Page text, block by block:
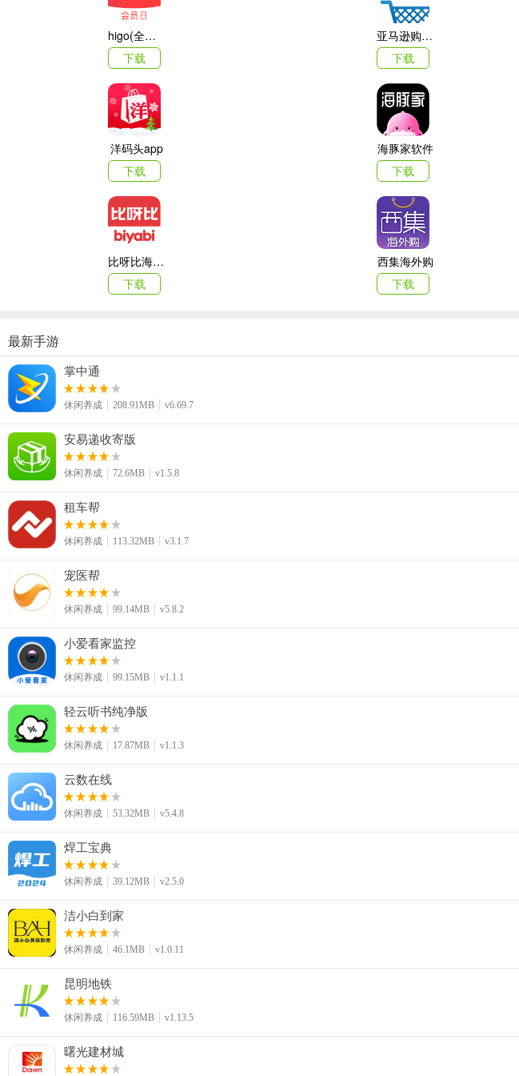
小红书社区里集合了护肤、彩妆、服装搭配、流行包包、时尚饰品等各界达人，白富美聚
每日百万用户更新的长篇干货精选,分享自己真金白银买出来的购物心得。想知道日本
物节什么值得买？快来收藏达人们的购物秘籍吧！
这里集合了欧洲、美国、韩国、日本、香港及其他东南亚热门地区的旅游购物攻略，根
淘、海外扫货界必备指南！
1.根据不同的商品类目进行智能检索，快速找到你所感兴趣的商品。
2.新浪微博与腾讯QQ账号登陆，与你的小伙伴们互通有无，共享心仪的商品信息。
3.拍照上传你的发现分享给大家，建立自己专属的发现相册，收藏自己喜欢的各种商品。
4.发现最新的香港商家的优惠折扣信息，优化扫货行程，追求金钱和时间的双重最优性价比。
小红书购买攻略
夏季（6-8 月）和冬季（11-12月），都会有较大力度的折扣活动。免税店则会针对中国游客在国庆
际奢侈品牌，从化妆品，服装，配饰，珠宝手表到旅行箱等等，购物非常便利。
higo(全球购)
下载
亚马逊购物app
下载
洋码头app
下载
海豚家软件
下载
比呀比海外购手机版
下载
西集海外购
下载
最新手游
掌中通
休闲养成 208.91MB v6.69.7
安易递收寄版
休闲养成 72.6MB v1.5.8
租车帮
休闲养成 113.32MB v3.1.7
宠医帮
休闲养成 99.14MB v5.8.2
小爱看家监控
休闲养成 99.15MB v1.1.1
轻云听书纯净版
休闲养成 17.87MB v1.1.3
云数在线
休闲养成 53.32MB v5.4.8
焊工宝典
休闲养成 39.12MB v2.5.0
洁小白到家
休闲养成 46.1MB v1.0.11
昆明地铁
休闲养成 116.59MB v1.13.5
曙光建材城